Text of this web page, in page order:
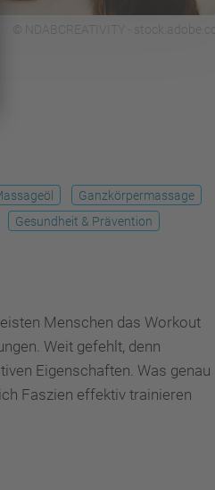
Ganzkörpermassage
Gesundheit & Prävention
Menschen das Workout
Weit gefehlt, denn
Eigenschaften. Was genau
Faszien effektiv trainieren